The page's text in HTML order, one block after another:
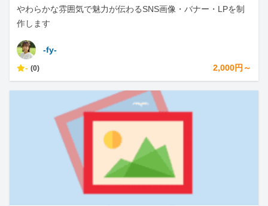
やわらかな雰囲気で魅力が伝わるSNS画像・バナー・LPを制
作します
-fy-
- (0) 2,000円～